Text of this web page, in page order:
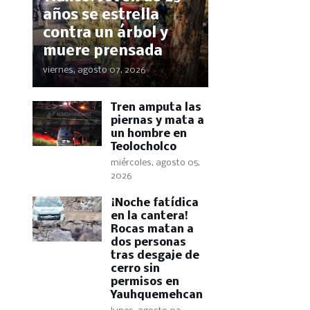
años se estrella
contra un árbol y
muere prensada
viernes, agosto 07, 2026
Tren amputa las
piernas y mata a
un hombre en
Teolocholco
miércoles, agosto 05,
2026
​¡Noche fatídica
en la cantera!
Rocas matan a
dos personas
tras desgaje de
cerro sin
permisos en
Yauhquemehcan